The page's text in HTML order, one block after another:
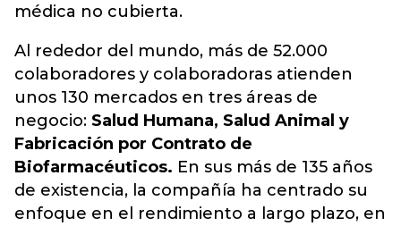
médica no cubierta.
Al rededor del mundo, más de 52.000
colaboradores y colaboradoras atienden
unos 130 mercados en tres áreas de
negocio: Salud Humana, Salud Animal y
Fabricación por Contrato de
Biofarmacéuticos. En sus más de 135 años
de existencia, la compañía ha centrado su
enfoque en el rendimiento a largo plazo, en